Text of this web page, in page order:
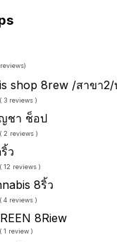
)
shop 8rew /สาขา
3 reviews )
ชา ช็อป
2 reviews )
ว
12 reviews )
8ริ้ว
4 reviews )
8Riew
1 review )